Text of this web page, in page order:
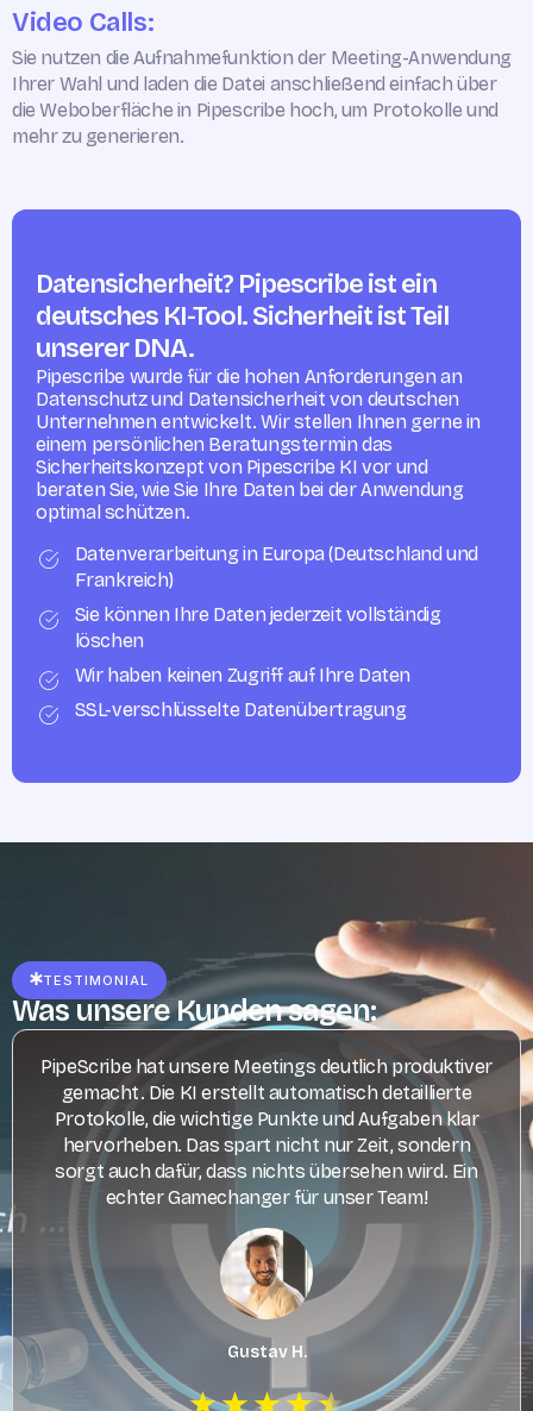
Video Calls:
Sie nutzen die Aufnahmefunktion der Meeting-Anwendung
Ihrer Wahl und laden die Datei anschließend einfach über
die Weboberfläche in Pipescribe hoch, um Protokolle und
mehr zu generieren.
Datensicherheit? Pipescribe ist ein
deutsches KI-Tool. Sicherheit ist Teil
unserer DNA.
Pipescribe wurde für die hohen Anforderungen an
Datenschutz und Datensicherheit von deutschen
Unternehmen entwickelt. Wir stellen Ihnen gerne in
einem persönlichen Beratungstermin das
Sicherheitskonzept von Pipescribe KI vor und
beraten Sie, wie Sie Ihre Daten bei der Anwendung
optimal schützen.
Datenverarbeitung in Europa (Deutschland und
Frankreich)
Sie können Ihre Daten jederzeit vollständig
löschen
Wir haben keinen Zugriff auf Ihre Daten
SSL-verschlüsselte Datenübertragung
TESTIMONIAL
Was unsere Kunden sagen:
PipeScribe hat unsere Meetings deutlich produktiver
gemacht. Die KI erstellt automatisch detaillierte
Protokolle, die wichtige Punkte und Aufgaben klar
hervorheben. Das spart nicht nur Zeit, sondern
sorgt auch dafür, dass nichts übersehen wird. Ein
echter Gamechanger für unser Team!
Gustav H.